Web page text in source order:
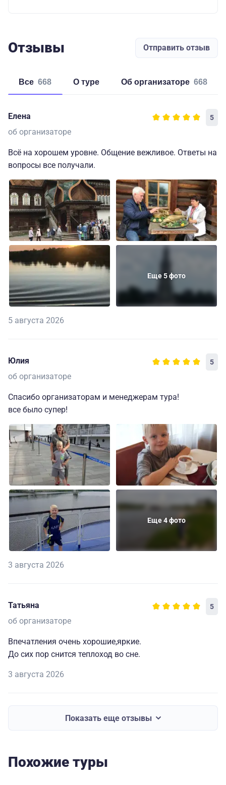
Отзывы Отправить отзыв
Все 668 о туре об организаторе 668
Елена 5
об организаторе
Всё на хорошем уровне. Общение вежливое. Ответы на
вопросы все получали.
Еще 5 фото
5 августа 2026
Юлия 5
об организаторе
Спасибо организаторам и менеджерам тура!
все было супер!
Еще 4 фото
3 августа 2026
Татьяна 5
об организаторе
Впечатления очень хорошие,яркие.
До сих пор снится теплоход во сне.
3 августа 2026
Показать еще отзывы
Похожие туры